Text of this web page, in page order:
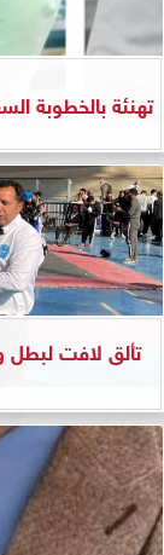
تهنئة بالخطوبة
تألق لافت